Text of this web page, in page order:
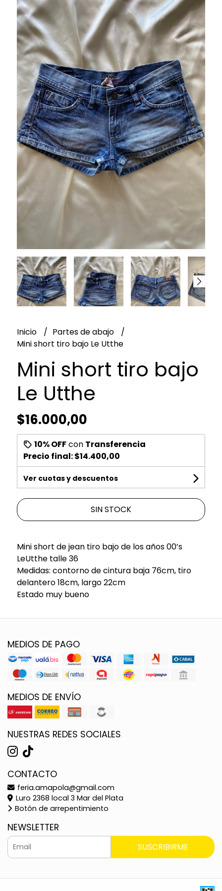
Inicio
Partes de abajo
Mini short tiro bajo Le Utthe
Mini short tiro bajo
Le Utthe
$16.000,00
10% OFFcon Transferencia
Precio final:$14.400,00
Ver cuotas y descuentos
SIN STOCK
Mini short de jean tiro bajo de los años 00’s
LeUtthe talle 36
Medidas: contorno de cintura baja 76cm, tiro
delantero 18cm, largo 22cm
Estado muy bueno
MEDIOS DE PAGO
MEDIOS DE ENVÍO
NUESTRAS REDES SOCIALES
CONTACTO
feria.amapola@gmail.com
Luro 2368 local 3 Mar del Plata
Botón de arrepentimiento
NEWSLETTER
SUSCRIBIRME